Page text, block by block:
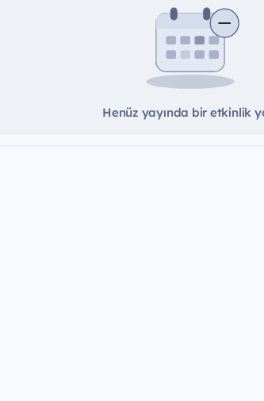
Henüz yayında bir etkinlik